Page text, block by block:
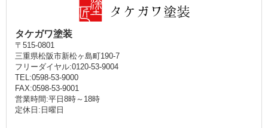
タケガワ塗装
〒515-0801
三重県松阪市新松ヶ島町190-7
フリーダイヤル:0120-53-9004
TEL:0598-53-9000
FAX:0598-53-9001
営業時間:平日8時～18時
定休日:日曜日